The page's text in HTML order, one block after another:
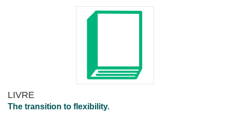
LIVRE
The transition to flexibility.